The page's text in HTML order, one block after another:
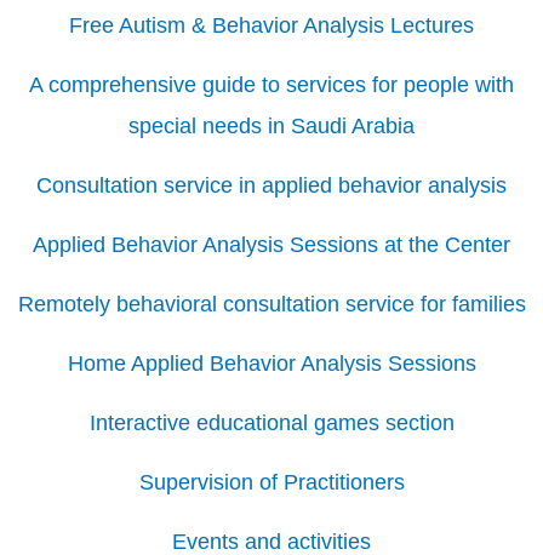
Free Autism & Behavior Analysis Lectures
A comprehensive guide to services for people with
special needs in Saudi Arabia
Consultation service in applied behavior analysis
Applied Behavior Analysis Sessions at the Center
Remotely behavioral consultation service for families
Home Applied Behavior Analysis Sessions
Interactive educational games section
Supervision of Practitioners
Events and activities